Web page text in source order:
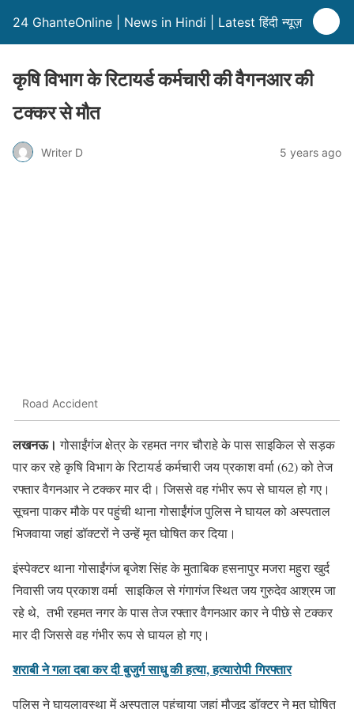
24 GhanteOnline | News in Hindi | Latest हिंदी न्यूज़
कृषि विभाग के रिटायर्ड कर्मचारी की वैगनआर की
टक्कर से मौत
Writer D 5 years ago
Road Accident
लखनऊ। गोसाईंगंज क्षेत्र के रहमत नगर चौराहे के पास साइकिल से सड़क
पार कर रहे कृषि विभाग के रिटायर्ड कर्मचारी जय प्रकाश वर्मा (62) को तेज
रफ्तार वैगनआर ने टक्कर मार दी। जिससे वह गंभीर रूप से घायल हो गए।
सूचना पाकर मौके पर पहुंची थाना गोसाईंगंज पुलिस ने घायल को अस्पताल
भिजवाया जहां डॉक्टरों ने उन्हें मृत घोषित कर दिया।
इंस्पेक्टर थाना गोसाईंगंज बृजेश सिंह के मुताबिक हसनापुर मजरा महुरा खुर्द
निवासी जय प्रकाश वर्मा साइकिल से गंगागंज स्थित जय गुरुदेव आश्रम जा
रहे थे, तभी रहमत नगर के पास तेज रफ्तार वैगनआर कार ने पीछे से टक्कर
मार दी जिससे वह गंभीर रूप से घायल हो गए।
शराबी ने गला दबा कर दी बुजुर्ग साधु की हत्या, हत्यारोपी गिरफ्तार
पुलिस ने घायलावस्था में अस्पताल पहुंचाया जहां मौजूद डॉक्टर ने मृत घोषित